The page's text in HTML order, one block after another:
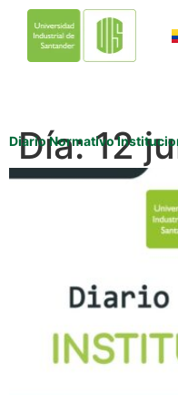
Día:12
Diario Normativo